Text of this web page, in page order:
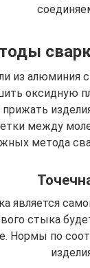
из алюминия
оксидную
между
метода
является
стыка
Нормы по